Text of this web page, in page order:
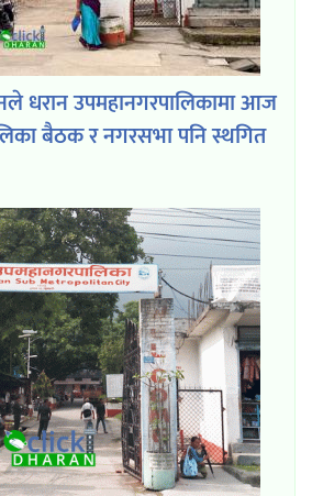
धरान उपमहानगरपालिकामा आज
बैठक र नगरसभा पनि स्थगित